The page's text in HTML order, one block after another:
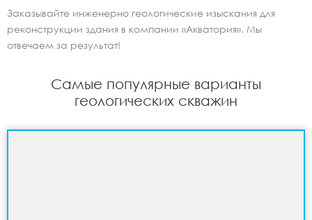
Заказывайте инженерно геологические изыскания для
реконструкции здания в компании «Акватория». Мы
отвечаем за результат!
Самые популярные варианты
геологических скважин